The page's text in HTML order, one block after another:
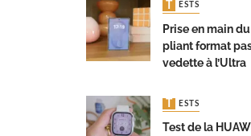
TESTS
Prise en main
pliant format
vedette à l’Ultra
TESTS
Test de la